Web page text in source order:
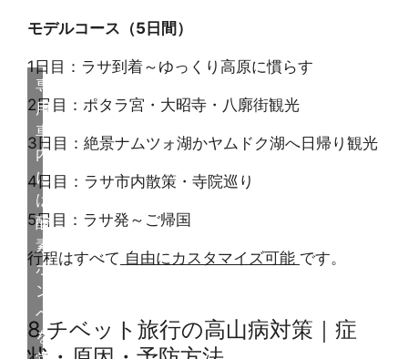
モデルコース（5日間）
1日目：ラサ到着～ゆっくり高原に慣らす
2日目：ポタラ宮・大昭寺・八廓街観光
3日目：絶景ナムツォ湖かヤムドク湖へ日帰り観光
4日目：ラサ市内散策・寺院巡り
5日目：ラサ発～ご帰国
行程はすべて 自由にカスタマイズ可能 です。
8.チベット旅行の高山病対策｜症
専
用
車
内
に
は
酸
素
ボ
ン
ベ
を